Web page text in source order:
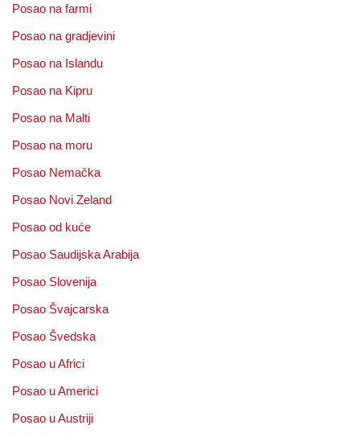
Posao na farmi
Posao na gradjevini
Posao na Islandu
Posao na Kipru
Posao na Malti
Posao na moru
Posao Nemačka
Posao Novi Zeland
Posao od kuće
Posao Saudijska Arabija
Posao Slovenija
Posao Švajcarska
Posao Švedska
Posao u Africi
Posao u Americi
Posao u Austriji